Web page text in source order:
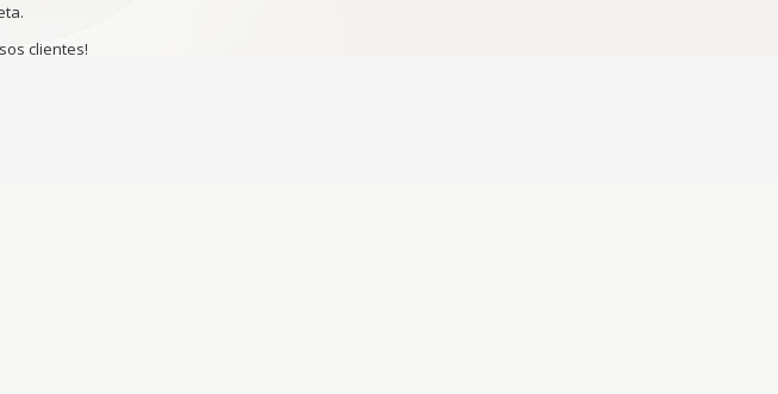
clientes!